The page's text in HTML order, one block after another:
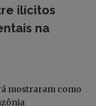
ilícitos
na
mostraram como